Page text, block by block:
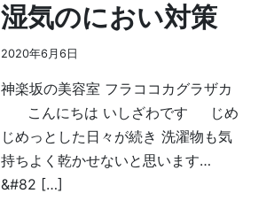
湿気のにおい対策
2020年6月6日
神楽坂の美容室 フラココカグラザカ
こんにちは いしざわです じめ
じめっとした日々が続き 洗濯物も気
持ちよく乾かせないと思います…
&#82 […]